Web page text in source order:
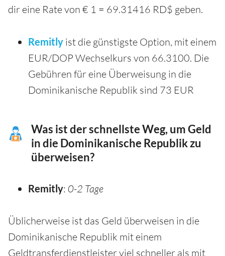
dir eine Rate von € 1 = 69.31416 RD$ geben.
Remitly ist die günstigste Option, mit einem
EUR/DOP Wechselkurs von 66.3100. Die
Gebühren für eine Überweisung in die
Dominikanische Republik sind 73 EUR
Was ist der schnellste Weg, um Geld
in die Dominikanische Republik zu
überweisen?
Remitly: 0-2 Tage
Üblicherweise ist das Geld überweisen in die
Dominikanische Republik mit einem
Geldtransferdienstleister viel schneller als mit